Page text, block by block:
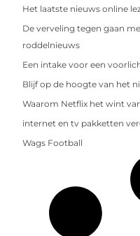
Het laatste nieuws online
De verveling tegen gaan
roddelnieuws
Een intake voor een
Blijf op de hoogte van het
Waarom Netflix het wint
internet en tv pakketten
Wags Football